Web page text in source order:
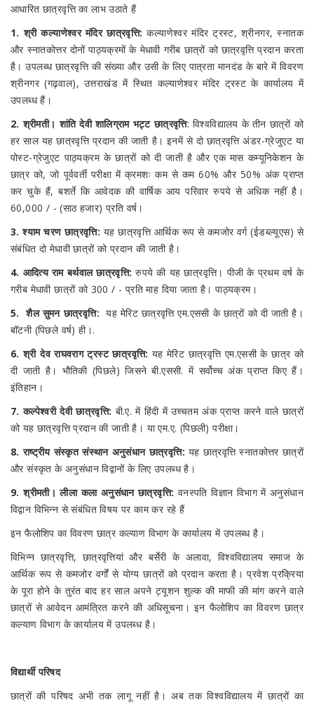
आधारित छात्रवृत्ति का लाभ उठाते हैं
1. श्री कल्याणेश्वर मंदिर छात्रवृत्ति: कल्याणेश्वर मंदिर ट्रस्ट, श्रीनगर, स्नातक
और स्नातकोत्तर दोनों पाठ्यक्रमों के मेधावी गरीब छात्रों को छात्रवृत्ति प्रदान करता
है। उपलब्ध छात्रवृत्ति की संख्या और उसी के लिए पात्रता मानदंड के बारे में विवरण
श्रीनगर (गढ़वाल), उत्तराखंड में स्थित कल्याणेश्वर मंदिर ट्रस्ट के कार्यालय में
उपलब्ध हैं।
2. श्रीमती। शांति देवी शालिग्राम भट्ट छात्रवृत्ति: विश्वविद्यालय के तीन छात्रों को
हर साल यह छात्रवृत्ति प्रदान की जाती है। इनमें से दो छात्रवृत्ति अंडर-ग्रेजुएट या
पोस्ट-ग्रेजुएट पाठ्यक्रम के छात्रों को दी जाती है और एक मास कम्यूनिकेशन के
छात्र को, जो पूर्ववर्ती परीक्षा में क्रमशः कम से कम 60% और 50% अंक प्राप्त
कर चुके हैं, बशर्ते कि आवेदक की वार्षिक आय परिवार रुपये से अधिक नहीं है।
60,000 / - (साठ हजार) प्रति वर्ष।
3. श्याम चरण छात्रवृत्ति: यह छात्रवृत्ति आर्थिक रूप से कमजोर वर्ग (ईडब्ल्यूएस) से
संबंधित दो मेधावी छात्रों को प्रदान की जाती है।
4. आदित्य राम बर्थवाल छात्रवृत्ति: रुपये की यह छात्रवृत्ति। पीजी के प्रथम वर्ष के
गरीब मेधावी छात्रों को 300 / - प्रति माह दिया जाता है। पाठ्यक्रम।
5. शैल सुमन छात्रवृत्ति: यह मेरिट छात्रवृत्ति एम.एससी के छात्रों को दी जाती है।
बॉटनी (पिछले वर्ष) ही।.
6. श्री देव राघवराग ट्रस्ट छात्रवृत्ति: यह मेरिट छात्रवृत्ति एम.एससी के छात्र को
दी जाती है। भौतिकी (पिछले) जिसने बी.एससी. में सर्वोच्च अंक प्राप्त किए हैं।
इंतिहान।
7. कल्पेश्वरी देवी छात्रवृत्ति: बी.ए. में हिंदी में उच्चतम अंक प्राप्त करने वाले छात्रों
को यह छात्रवृत्ति प्रदान की जाती है। या एम.ए. (पिछली) परीक्षा।
8. राष्ट्रीय संस्कृत संस्थान अनुसंधान छात्रवृत्ति: यह छात्रवृत्ति स्नातकोत्तर छात्रों
और संस्कृत के अनुसंधान विद्वानों के लिए उपलब्ध है।
9. श्रीमती। लीला कला अनुसंधान छात्रवृत्ति: वनस्पति विज्ञान विभाग में अनुसंधान
विद्वान विभिन्न से संबंधित विषय पर काम कर रहे हैं
इन फैलोशिप का विवरण छात्र कल्याण विभाग के कार्यालय में उपलब्ध है।
विभिन्न छात्रवृत्ति, छात्रवृत्तियां और बर्सेरी के अलावा, विश्वविद्यालय समाज के
आर्थिक रूप से कमजोर वर्गों से योग्य छात्रों को प्रदान करता है। प्रवेश प्रक्रिया
के पूरा होने के तुरंत बाद हर साल अपने ट्यूशन शुल्क की माफी की मांग करने वाले
छात्रों से आवेदन आमंत्रित करने की अधिसूचना। इन फैलोशिप का विवरण छात्र
कल्याण विभाग के कार्यालय में उपलब्ध है।
विद्यार्थी परिषद
छात्रों की परिषद अभी तक लागू नहीं है। अब तक विश्वविद्यालय में छात्रों का